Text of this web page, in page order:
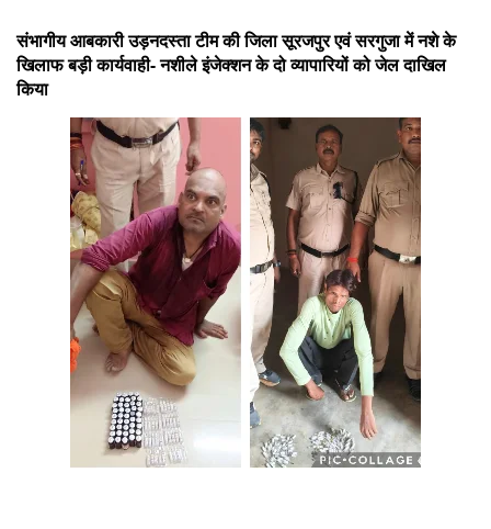
संभागीय आबकारी उड़नदस्ता टीम की जिला सूरजपुर एवं सरगुजा में नशे के
खिलाफ बड़ी कार्यवाही- नशीले इंजेक्शन के दो व्यापारियों को जेल दाखिल
किया